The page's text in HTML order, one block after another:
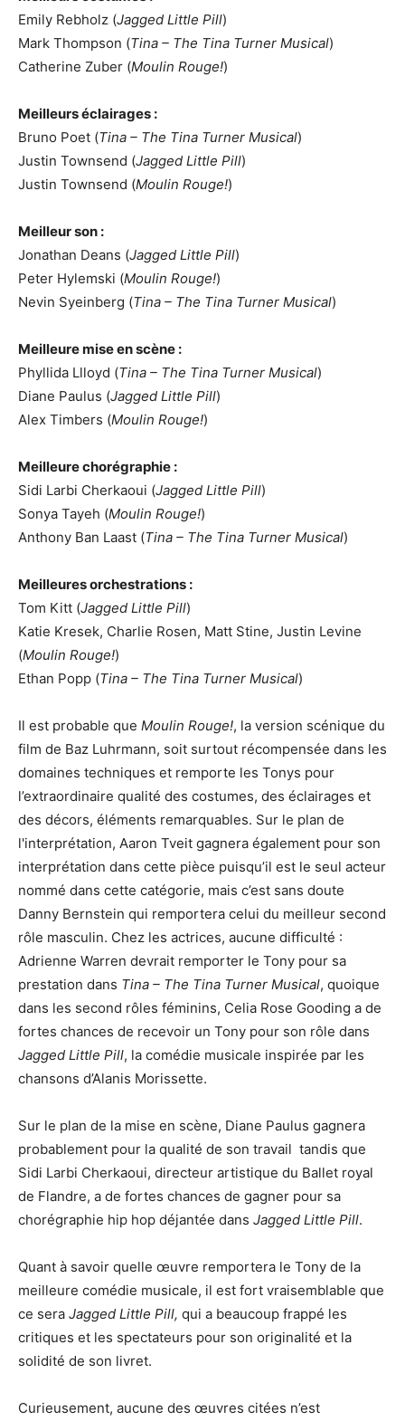
Emily Rebholz (Jagged Little Pill)
Mark Thompson (Tina – The Tina Turner Musical)
Catherine Zuber (Moulin Rouge!)
Meilleurs éclairages :
Bruno Poet (Tina – The Tina Turner Musical)
Justin Townsend (Jagged Little Pill)
Justin Townsend (Moulin Rouge!)
Meilleur son :
Jonathan Deans (Jagged Little Pill)
Peter Hylemski (Moulin Rouge!)
Nevin Syeinberg (Tina – The Tina Turner Musical)
Meilleure mise en scène :
Phyllida Llloyd (Tina – The Tina Turner Musical)
Diane Paulus (Jagged Little Pill)
Alex Timbers (Moulin Rouge!)
Meilleure chorégraphie :
Sidi Larbi Cherkaoui (Jagged Little Pill)
Sonya Tayeh (Moulin Rouge!)
Anthony Ban Laast (Tina – The Tina Turner Musical)
Meilleures orchestrations :
Tom Kitt (Jagged Little Pill)
Katie Kresek, Charlie Rosen, Matt Stine, Justin Levine
(Moulin Rouge!)
Ethan Popp (Tina – The Tina Turner Musical)
Il est probable que Moulin Rouge!, la version scénique du
film de Baz Luhrmann, soit surtout récompensée dans les
domaines techniques et remporte les Tonys pour
l’extraordinaire qualité des costumes, des éclairages et
des décors, éléments remarquables. Sur le plan de
l'interprétation, Aaron Tveit gagnera également pour son
interprétation dans cette pièce puisqu’il est le seul acteur
nommé dans cette catégorie, mais c’est sans doute
Danny Bernstein qui remportera celui du meilleur second
rôle masculin. Chez les actrices, aucune difficulté :
Adrienne Warren devrait remporter le Tony pour sa
prestation dans Tina – The Tina Turner Musical, quoique
dans les second rôles féminins, Celia Rose Gooding a de
fortes chances de recevoir un Tony pour son rôle dans
Jagged Little Pill, la comédie musicale inspirée par les
chansons d’Alanis Morissette.
Sur le plan de la mise en scène, Diane Paulus gagnera
probablement pour la qualité de son travail tandis que
Sidi Larbi Cherkaoui, directeur artistique du Ballet royal
de Flandre, a de fortes chances de gagner pour sa
chorégraphie hip hop déjantée dans Jagged Little Pill.
Quant à savoir quelle œuvre remportera le Tony de la
meilleure comédie musicale, il est fort vraisemblable que
ce sera Jagged Little Pill, qui a beaucoup frappé les
critiques et les spectateurs pour son originalité et la
solidité de son livret.
Curieusement, aucune des œuvres citées n’est